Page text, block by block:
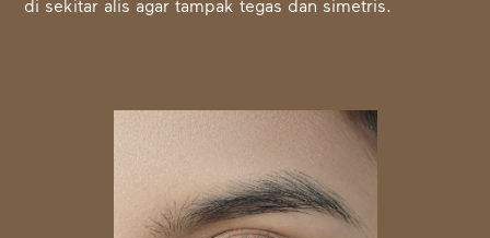
di sekitar alis agar tampak tegas dan simetris.